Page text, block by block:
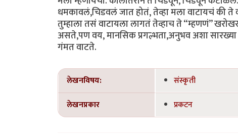
धमकावलं,चिडवलं जात होतं, तेव्हा मला वाटायचं की
तुम्हाला तसं वाटायला लागतं तेव्हाच ते “म्हणणं”
असते,पण वय, मानसिक प्रगल्भता,अनुभव अशा
गंमत वाटते.
लेखनविषय:
संस्कृती
लेखनप्रकार
प्रकटन